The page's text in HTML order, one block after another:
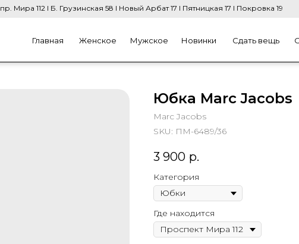
Главная Женское Мужское Новинки Сдать вещь
пр. Мира 112 I Б. Грузинская 58 I Новый Арбат 17 I Пятницкая 17 I Покровка 19
Юбка Marc Jacobs
Marc Jacobs
SKU: ПМ-6489/36
3 900 р.
Категория
Где находится